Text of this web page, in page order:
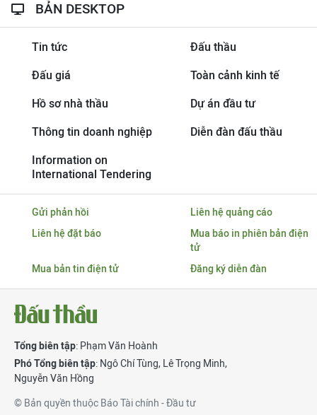
BẢN DESKTOP
Tin tức Đấu thầu
Đấu giá Toàn cảnh kinh tế
Hồ sơ nhà thầu Dự án đầu tư
Thông tin doanh nghiệp Diễn đàn đấu thầu
Information on
International Tendering
Gửi phản hồi
Liên hệ quảng cáo
Liên hệ đặt báo
Mua báo in phiên bản điện
tử
Mua bản tin điện tử
Đăng ký diễn đàn
Tổng biên tập: Phạm Văn Hoành
Phó Tổng biên tập: Ngô Chí Tùng, Lê Trọng Minh,
Nguyễn Văn Hồng
© Bản quyền thuộc Báo Tài chính - Đầu tư